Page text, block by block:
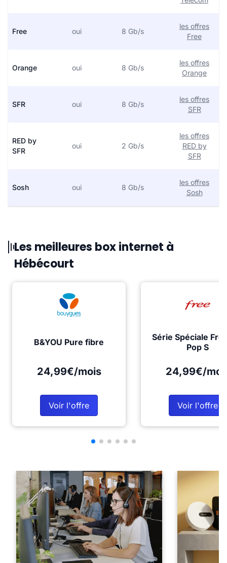
Free oui 8 Gb/s
les offres
Free
Orange oui 8 Gb/s
les offres
Orange
SFR oui 8 Gb/s
les offres
SFR
RED by
SFR
oui 2 Gb/s
les offres
RED by
SFR
Sosh oui 8 Gb/s
les offres
Sosh
Les meilleures box internet à
Hébécourt
B&YOU Pure fibre
24,99€/mois
Voir l'offre
Série Spéciale
Pop S
24,99€/
Voir l'offre